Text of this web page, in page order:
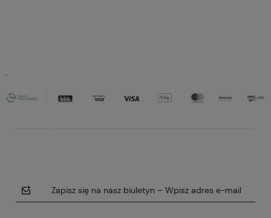
Zapisz się na nasz biuletyn – Wpisz adres e-mail